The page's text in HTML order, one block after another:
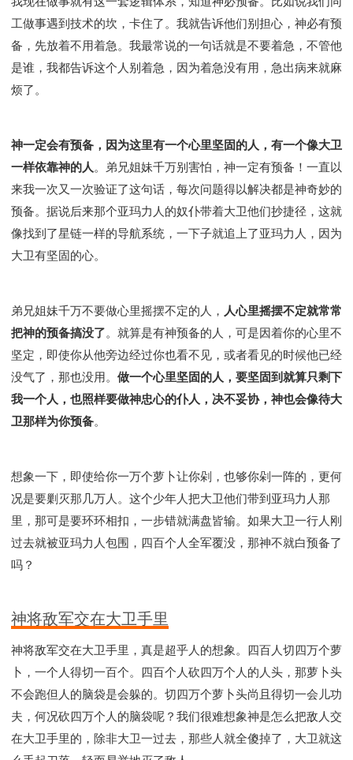
工做事遇到技术的坎，卡住了。我就告诉他们别担心，神必有预
备，先放着不用着急。我最常说的一句话就是不要着急，不管他
是谁，我都告诉这个人别着急，因为着急没有用，急出病来就麻
烦了。
神一定会有预备，因为这里有一个心里坚固的人，有一个像大卫
一样依靠神的人。弟兄姐妹千万别害怕，神一定有预备！一直以
来我一次又一次验证了这句话，每次问题得以解决都是神奇妙的
预备。据说后来那个亚玛力人的奴仆带着大卫他们抄捷径，这就
像找到了星链一样的导航系统，一下子就追上了亚玛力人，因为
大卫有坚固的心。
弟兄姐妹千万不要做心里摇摆不定的人， 人心里摇摆不定就常常
把神的预备搞没了。就算是有神预备的人，可是因着你的心里不
坚定，即使你从他旁边经过你也看不见，或者看见的时候他已经
没气了，那也没用。 做一个心里坚固的人，要坚固到就算只剩下
我一个人，也照样要做神忠心的仆人，决不妥协，神也会像待大
卫那样为你预备。
想象一下，即使给你一万个萝卜让你剁，也够你剁一阵的，更何
况是要剿灭那几万人。这个少年人把大卫他们带到亚玛力人那
里，那可是要环环相扣，一步错就满盘皆输。如果大卫一行人刚
过去就被亚玛力人包围，四百个人全军覆没，那神不就白预备了
吗？
神将敌军交在大卫手里
神将敌军交在大卫手里，真是超乎人的想象。四百人切四万个萝
卜，一个人得切一百个。四百个人砍四万个人的人头，那萝卜头
不会跑但人的脑袋是会躲的。切四万个萝卜头尚且得切一会儿功
夫，何况砍四万个人的脑袋呢？我们很难想象神是怎么把敌人交
在大卫手里的，除非大卫一过去，那些人就全傻掉了，大卫就这